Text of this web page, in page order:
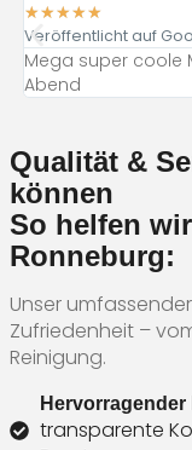
★★★★★
Veröffentlicht auf
Mega super coole
Abend
Qualität &
können
So helfen
Ronneburg:
Unser
Zufriedenheit –
Reinigung.
transparente